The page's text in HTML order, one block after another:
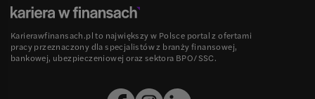
Karierawfinansach.pl to największy w Polsce portal z ofertami
pracy przeznaczony dla specjalistów z branży finansowej,
bankowej, ubezpieczeniowej oraz sektora BPO/SSC.